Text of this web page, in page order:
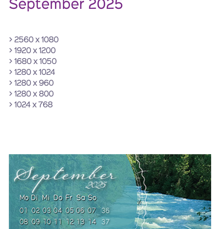
September 2025
> 2560 x 1080
> 1920 x 1200
> 1680 x 1050
> 1280 x 1024
> 1280 x 960
> 1280 x 800
> 1024 x 768